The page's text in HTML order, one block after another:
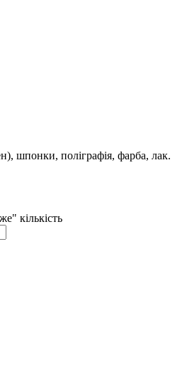
шпонки, поліграфія, фарба, лак.
кількість